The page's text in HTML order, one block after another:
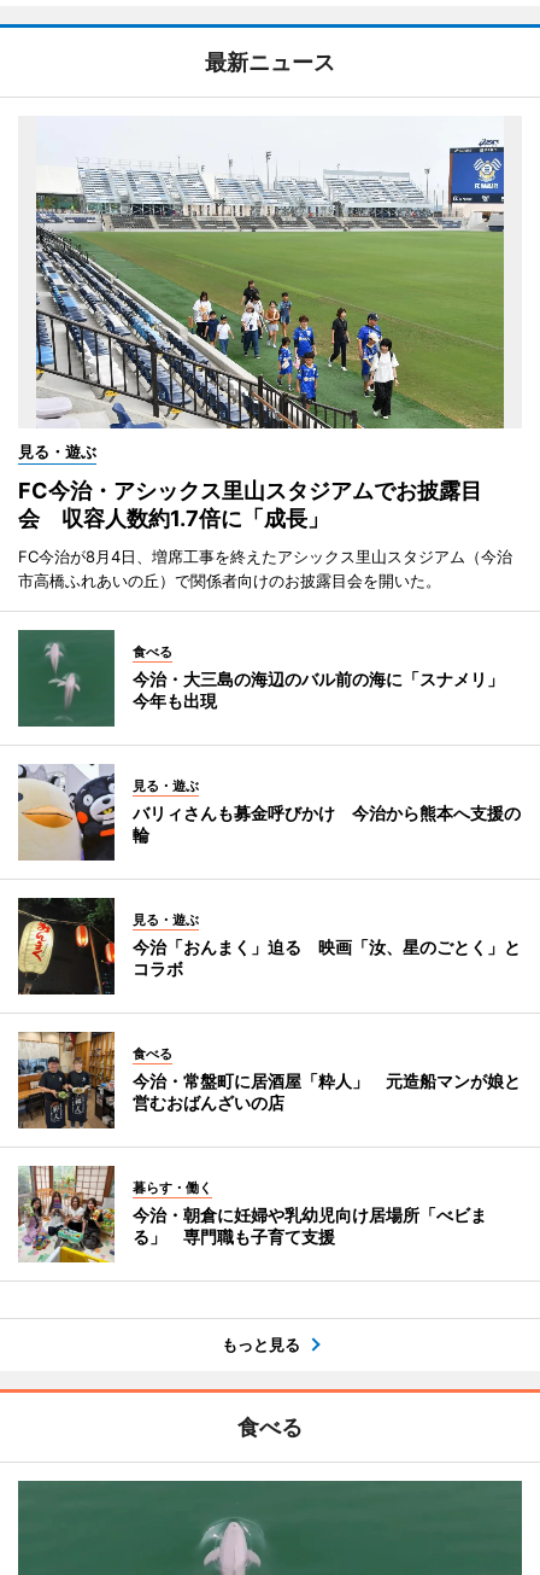
最新ニュース
見る・遊ぶ
FC今治・アシックス里山スタジアムでお披露目
会 収容人数約1.7倍に「成長」
FC今治が8月4日、増席工事を終えたアシックス里山スタジアム（今治
市高橋ふれあいの丘）で関係者向けのお披露目会を開いた。
食べる
今治・大三島の海辺のバル前の海に「スナメリ」
今年も出現
見る・遊ぶ
バリィさんも募金呼びかけ 今治から熊本へ支援の
輪
見る・遊ぶ
今治「おんまく」迫る 映画「汝、星のごとく」と
コラボ
食べる
今治・常盤町に居酒屋「粋人」 元造船マンが娘と
営むおばんざいの店
暮らす・働く
今治・朝倉に妊婦や乳幼児向け居場所「べビま
る」 専門職も子育て支援
もっと見る
食べる